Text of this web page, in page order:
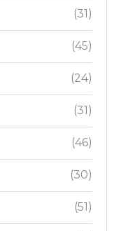
(31)
(45)
(24)
(31)
(46)
(30)
(51)